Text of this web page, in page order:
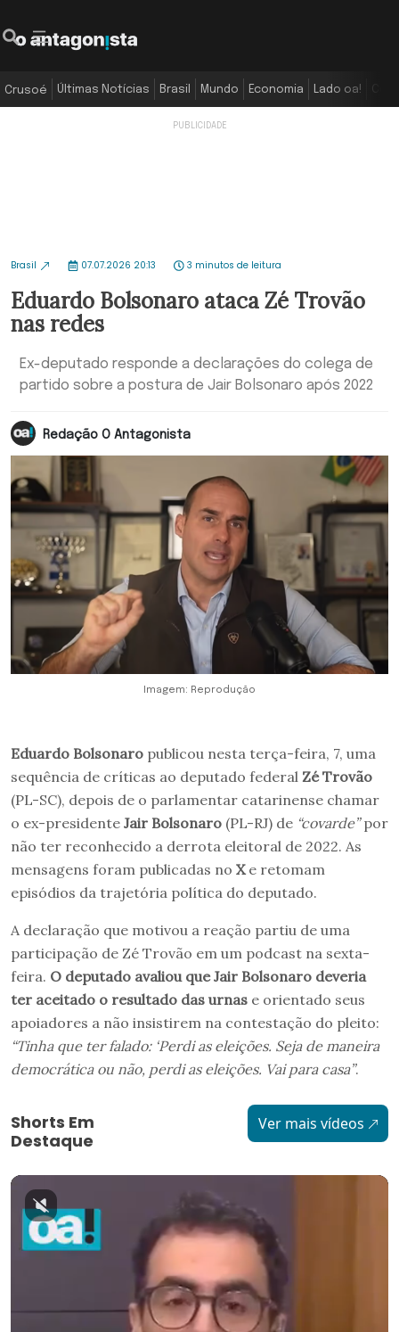
Crusoé Últimas Notícias Brasil Mundo Economia Lado oa!
Brasil 07.07.2026 20:13 3 minutos de leitura
Eduardo Bolsonaro ataca Zé Trovão
nas redes
Ex-deputado responde a declarações do colega de
partido sobre a postura de Jair Bolsonaro após 2022
Redação O Antagonista
Imagem: Reprodução
Eduardo Bolsonaro publicou nesta terça-feira, 7, uma
sequência de críticas ao deputado federal Zé Trovão
(PL-SC), depois de o parlamentar catarinense chamar
o ex-presidente Jair Bolsonaro (PL-RJ) de “covarde”por
não ter reconhecido a derrota eleitoral de 2022. As
mensagens foram publicadas no Xe retomam
episódios da trajetória política do deputado.
A declaração que motivou a reação partiu de uma
participação de Zé Trovão em um podcast na sexta-
feira. O deputado avaliou que Jair Bolsonaro deveria
ter aceitado o resultado das urnas e orientado seus
apoiadores a não insistirem na contestação do pleito:
“Tinha que ter falado: ‘Perdi as eleições. Seja de maneira
democrática ou não, perdi as eleições. Vai para casa”.
Shorts Em
Destaque
Ver mais vídeos